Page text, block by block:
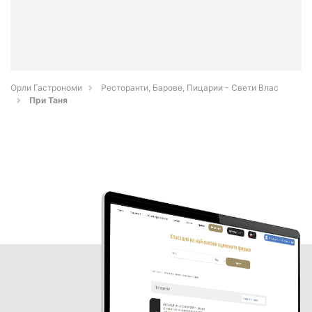
Орли Гастрономи
Ресторанти, Барове, Пицарии - Свети Влас
При Таня